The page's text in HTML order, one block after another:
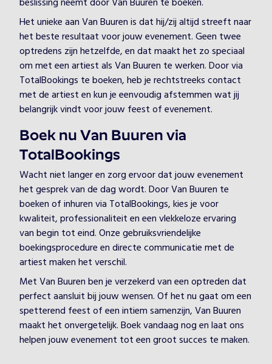
Het unieke aan Van Buuren is dat hij/zij altijd streeft naar
het beste resultaat voor jouw evenement. Geen twee
optredens zijn hetzelfde, en dat maakt het zo speciaal
om met een artiest als Van Buuren te werken. Door via
TotalBookings te boeken, heb je rechtstreeks contact
met de artiest en kun je eenvoudig afstemmen wat jij
belangrijk vindt voor jouw feest of evenement.
Boek nu Van Buuren via
TotalBookings
Wacht niet langer en zorg ervoor dat jouw evenement
het gesprek van de dag wordt. Door Van Buuren te
boeken of inhuren via TotalBookings, kies je voor
kwaliteit, professionaliteit en een vlekkeloze ervaring
van begin tot eind. Onze gebruiksvriendelijke
boekingsprocedure en directe communicatie met de
artiest maken het verschil.
Met Van Buuren ben je verzekerd van een optreden dat
perfect aansluit bij jouw wensen. Of het nu gaat om een
spetterend feest of een intiem samenzijn, Van Buuren
maakt het onvergetelijk. Boek vandaag nog en laat ons
helpen jouw evenement tot een groot succes te maken.